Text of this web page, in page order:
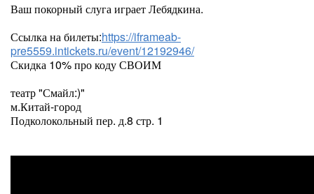
Ваш покорный слуга играет Лебядкина.
Ссылка на билеты:https://iframeab-
pre5559.intickets.ru/event/12192946/
Скидка 10% про коду СВОИМ
театр "Смайл:)"
м.Китай-город
Подколокольный пер. д.8 стр. 1